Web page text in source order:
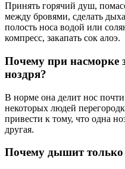
Принять горячий душ,
между бровями, сделать
полость носа водой или
компресс, закапать сок алоэ.
Почему при насморке
ноздря?
В норме она делит нос
некоторых людей
привести к тому, что одна
другая.
Почему дышит только